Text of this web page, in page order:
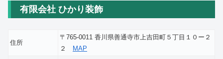
有限会社 ひかり装飾
住所
〒765-0011 香川県善通寺市上吉田町５丁目１０ー２
２ MAP